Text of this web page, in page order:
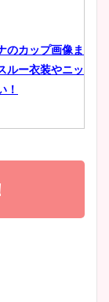
のカップ画像ま
水着姿に年齢も
ナのニット画像
のカップ画像ま
ルー衣装やニッ
！
カップ画像まと
でニット衣装も
のかわいい画